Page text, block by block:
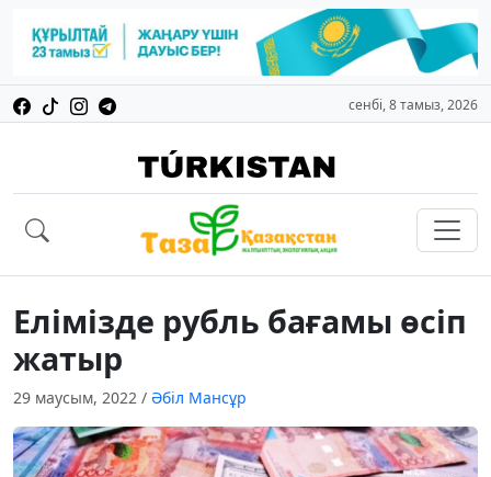
сенбі, 8 тамыз, 2026
Елімізде рубль бағамы өсіп
жатыр
29 маусым, 2022 / Әбіл Мансұр